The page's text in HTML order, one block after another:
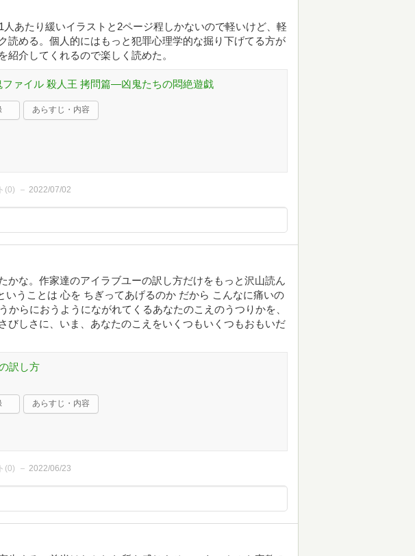
あたり緩いイラストと2ページ程しかないので軽いけど、軽
読める。個人的にはもっと犯罪心理学的な掘り下げてる方が
紹介してくれるので楽しく読めた。
ファイル 殺人王 拷問篇―凶鬼たちの悶絶遊戯
あらすじ・内容
(0) 2022/07/02
かな。作家達のアイラブユーの訳し方だけをもっと沢山読ん
いうことは 心を ちぎってあげるのか だから こんなに痛いの
からにおうようにながれてくるあなたのこえのうつりかを、
びしさに、いま、あなたのこえをいくつもいくつもおもいだ
訳し方
あらすじ・内容
(0) 2022/06/23